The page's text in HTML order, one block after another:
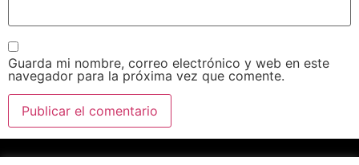
Guarda mi nombre, correo electrónico y web en este
navegador para la próxima vez que comente.